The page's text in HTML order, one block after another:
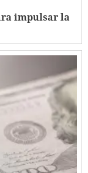
impulsar la